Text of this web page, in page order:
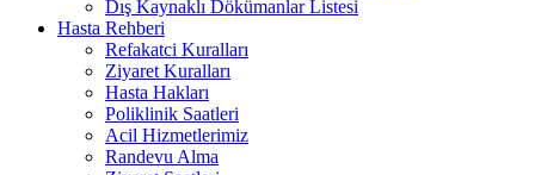
Dış Kaynaklı Dökümanlar Listesi
Hasta Rehberi
Refakatci Kuralları
Ziyaret Kuralları
Hasta Hakları
Poliklinik Saatleri
Acil Hizmetlerimiz
Randevu Alma